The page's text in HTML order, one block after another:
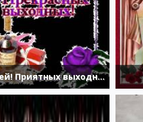
С Пятницей! Приятных выходных!!!!